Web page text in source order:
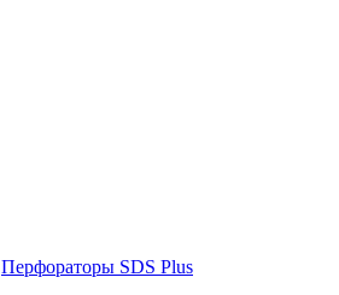
Перфораторы SDS Plus